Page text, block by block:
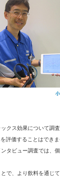
クス効果について調
評価することはできま
タビュー調査では、
で、より飲料を通じ